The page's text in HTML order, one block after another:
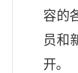
容的
员和
开｡